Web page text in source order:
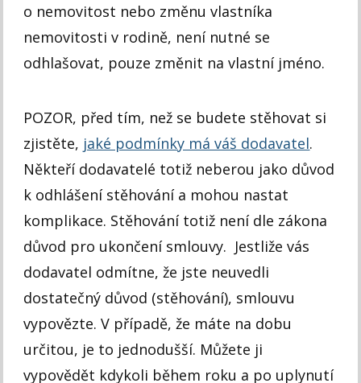
o nemovitost nebo změnu vlastníka
nemovitosti v rodině, není nutné se
odhlašovat, pouze změnit na vlastní jméno.
POZOR, před tím, než se budete stěhovat si
zjistěte, jaké podmínky má váš dodavatel.
Někteří dodavatelé totiž neberou jako důvod
k odhlášení stěhování a mohou nastat
komplikace. Stěhování totiž není dle zákona
důvod pro ukončení smlouvy. Jestliže vás
dodavatel odmítne, že jste neuvedli
dostatečný důvod (stěhování), smlouvu
vypovězte. V případě, že máte na dobu
určitou, je to jednodušší. Můžete ji
vypovědět kdykoli během roku a po uplynutí